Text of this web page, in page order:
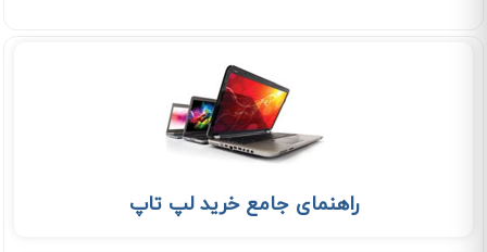
راهنمای جامع خرید لپ تاپ